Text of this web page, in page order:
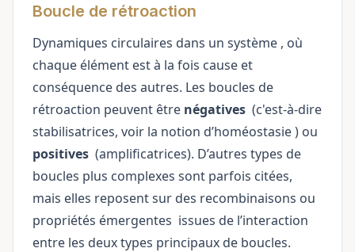
Boucle de rétroaction
Dynamiques circulaires dans un système , où
chaque élément est à la fois cause et
conséquence des autres. Les boucles de
rétroaction peuvent être négatives (c'est-à-dire
stabilisatrices, voir la notion d’homéostasie) ou
positives (amplificatrices). D’autres types de
boucles plus complexes sont parfois citées,
mais elles reposent sur des recombinaisons ou
propriétés émergentes issues de l’interaction
entre les deux types principaux de boucles.